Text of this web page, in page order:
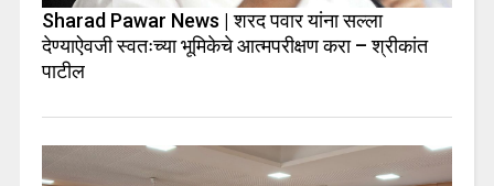
Sharad Pawar News | शरद पवार यांना सल्ला
देण्याऐवजी स्वतःच्या भूमिकेचे आत्मपरीक्षण करा – श्रीकांत
पाटील